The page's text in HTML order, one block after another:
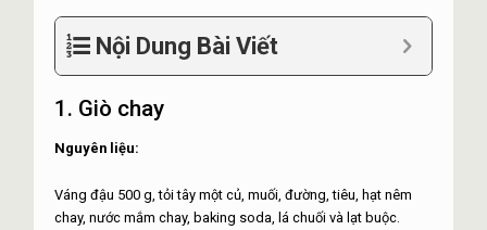
Nội Dung Bài Viết
1. Giò chay
Nguyên liệu:
Váng đậu 500 g, tỏi tây một củ, muối, đường, tiêu, hạt nêm
chay, nước mắm chay, baking soda, lá chuối và lạt buộc.